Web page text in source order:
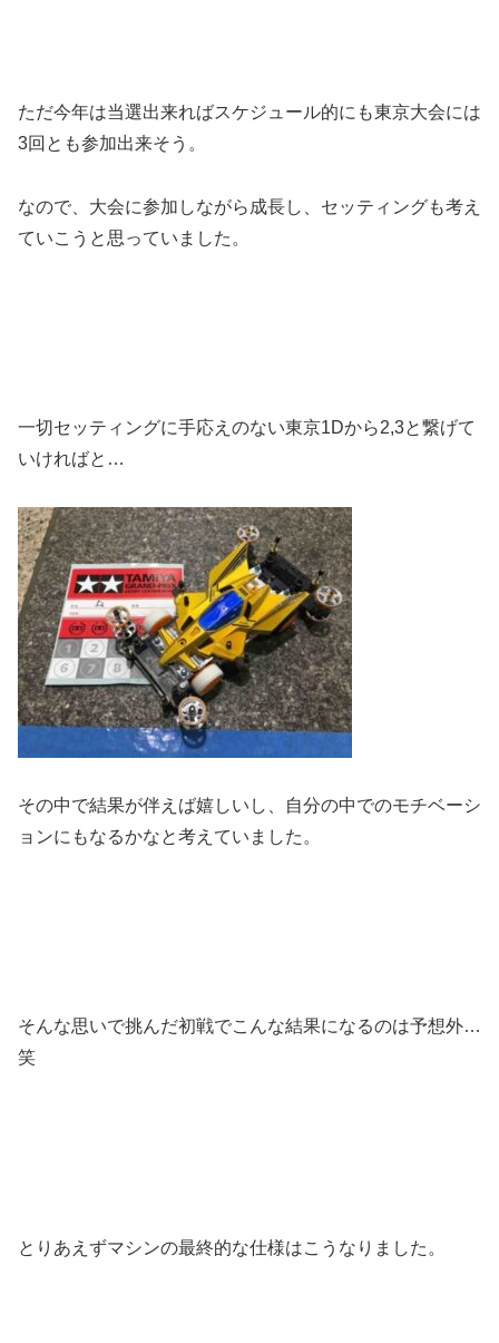
ただ今年は当選出来ればスケジュール的にも東京大会には
3回とも参加出来そう。
なので、大会に参加しながら成長し、セッティングも考え
ていこうと思っていました。
一切セッティングに手応えのない東京1Dから2,3と繋げて
いければと…
その中で結果が伴えば嬉しいし、自分の中でのモチベーシ
ョンにもなるかなと考えていました。
そんな思いで挑んだ初戦でこんな結果になるのは予想外…
笑
とりあえずマシンの最終的な仕様はこうなりました。